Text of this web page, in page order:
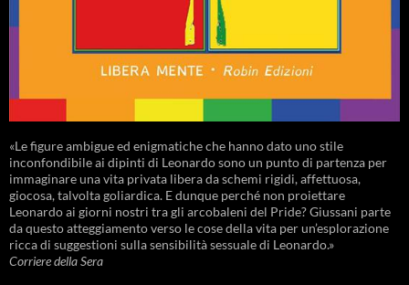
«Le figure ambigue ed enigmatiche che hanno dato uno stile
inconfondibile ai dipinti di Leonardo sono un punto di partenza per
immaginare una vita privata libera da schemi rigidi, affettuosa,
giocosa, talvolta goliardica. E dunque perché non proiettare
Leonardo ai giorni nostri tra gli arcobaleni del Pride? Giussani parte
da questo atteggiamento verso le cose della vita per un’esplorazione
ricca di suggestioni sulla sensibilità sessuale di Leonardo.»
Corriere della Sera